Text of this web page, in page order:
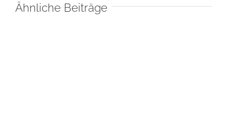
Ähnliche Beiträge